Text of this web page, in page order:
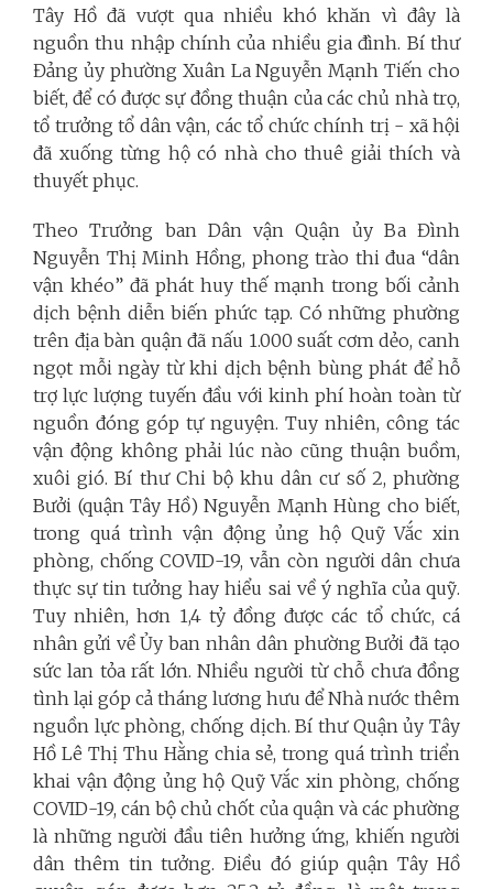
Tây Hồ đã vượt qua nhiều khó khăn vì đây là
nguồn thu nhập chính của nhiều gia đình. Bí thư
Đảng ủy phường Xuân La Nguyễn Mạnh Tiến cho
biết, để có được sự đồng thuận của các chủ nhà trọ,
tổ trưởng tổ dân vận, các tổ chức chính trị - xã hội
đã xuống từng hộ có nhà cho thuê giải thích và
thuyết phục.
Theo Trưởng ban Dân vận Quận ủy Ba Đình
Nguyễn Thị Minh Hồng, phong trào thi đua “dân
vận khéo” đã phát huy thế mạnh trong bối cảnh
dịch bệnh diễn biến phức tạp. Có những phường
trên địa bàn quận đã nấu 1.000 suất cơm dẻo, canh
ngọt mỗi ngày từ khi dịch bệnh bùng phát để hỗ
trợ lực lượng tuyến đầu với kinh phí hoàn toàn từ
nguồn đóng góp tự nguyện. Tuy nhiên, công tác
vận động không phải lúc nào cũng thuận buồm,
xuôi gió. Bí thư Chi bộ khu dân cư số 2, phường
Bưởi (quận Tây Hồ) Nguyễn Mạnh Hùng cho biết,
trong quá trình vận động ủng hộ Quỹ Vắc xin
phòng, chống COVID-19, vẫn còn người dân chưa
thực sự tin tưởng hay hiểu sai về ý nghĩa của quỹ.
Tuy nhiên, hơn 1,4 tỷ đồng được các tổ chức, cá
nhân gửi về Ủy ban nhân dân phường Bưởi đã tạo
sức lan tỏa rất lớn. Nhiều người từ chỗ chưa đồng
tình lại góp cả tháng lương hưu để Nhà nước thêm
nguồn lực phòng, chống dịch. Bí thư Quận ủy Tây
Hồ Lê Thị Thu Hằng chia sẻ, trong quá trình triển
khai vận động ủng hộ Quỹ Vắc xin phòng, chống
COVID-19, cán bộ chủ chốt của quận và các phường
là những người đầu tiên hưởng ứng, khiến người
dân thêm tin tưởng. Điều đó giúp quận Tây Hồ